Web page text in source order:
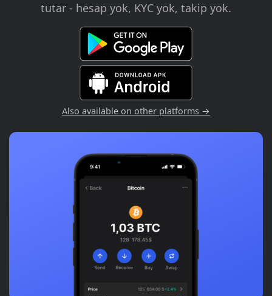
tutar - hesap yok, KYC yok, takip yok.
Also available on other platforms →